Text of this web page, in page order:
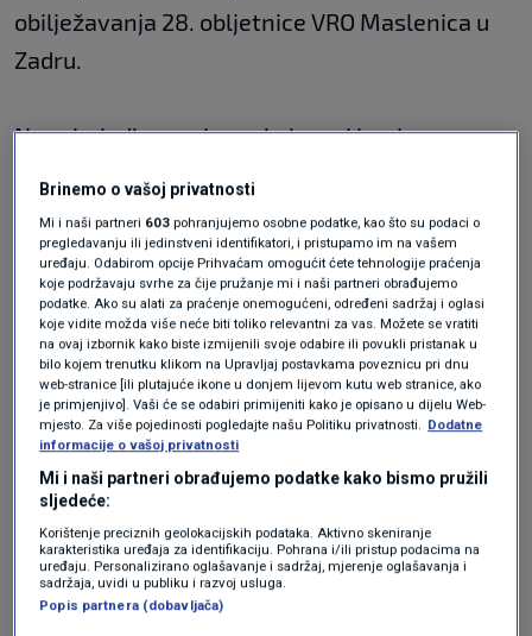
obilježavanja 28. obljetnice VRO Maslenica u
Zadru.
Na primjedbu novinara kako oni imaju
znakovljem bile dio službenog protokola,
Banožić je ponovio da te osobe nisu bile dio
službenog protokola.
"Prema riječima organizatora, ispred svake
udruge pozvan je jedan pripadnik i ti su ljudi bili
u službenom protokolu", dodao je ministar
obrane.
N1 televizija dobila je popis uzvanika za
službeni protokol na obilježavanju 28.
obljetnice VRO Maslenica. Prema popisu koji je
Brinemo o vašoj privatnosti
Mi i naši partneri 603 pohranjujemo osobne podatke, kao što su podaci o
pregledavanju ili jedinstveni identifikatori, i pristupamo im na vašem
uređaju. Odabirom opcije Prihvaćam omogućit ćete tehnologije praćenja
koje podržavaju svrhe za čije pružanje mi i naši partneri obrađujemo
podatke. Ako su alati za praćenje onemogućeni, određeni sadržaj i oglasi
koje vidite možda više neće biti toliko relevantni za vas. Možete se vratiti
na ovaj izbornik kako biste izmijenili svoje odabire ili povukli pristanak u
bilo kojem trenutku klikom na Upravljaj postavkama poveznicu pri dnu
web-stranice [ili plutajuće ikone u donjem lijevom kutu web stranice, ako
je primjenjivo]. Vaši će se odabiri primijeniti kako je opisano u dijelu Web-
mjesto. Za više pojedinosti pogledajte našu Politiku privatnosti. Dodatne
informacije o vašoj privatnosti
Mi i naši partneri obrađujemo podatke kako bismo pružili
sljedeće:
Korištenje preciznih geolokacijskih podataka. Aktivno skeniranje
karakteristika uređaja za identifikaciju. Pohrana i/ili pristup podacima na
uređaju. Personalizirano oglašavanje i sadržaj, mjerenje oglašavanja i
sadržaja, uvidi u publiku i razvoj usluga.
Popis partnera (dobavljača)